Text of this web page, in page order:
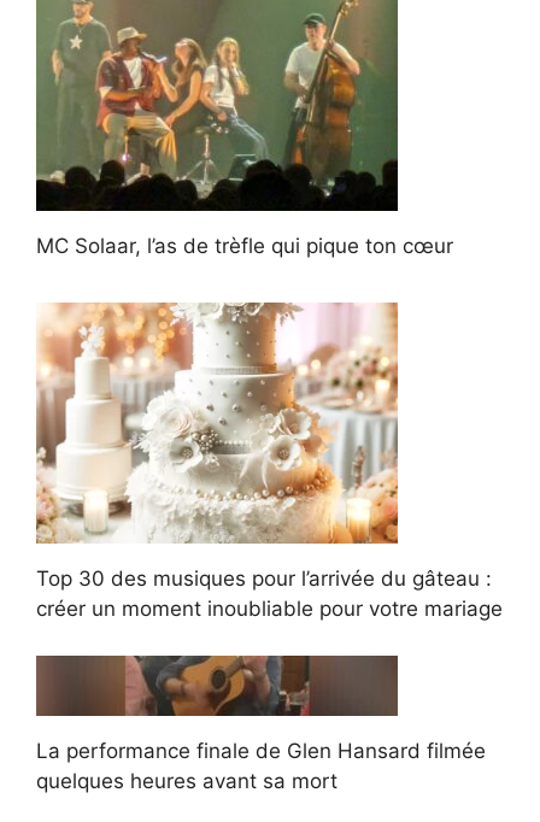
MC Solaar, l’as de trèfle qui pique ton cœur
Top 30 des musiques pour l’arrivée du gâteau :
créer un moment inoubliable pour votre mariage
La performance finale de Glen Hansard filmée
quelques heures avant sa mort